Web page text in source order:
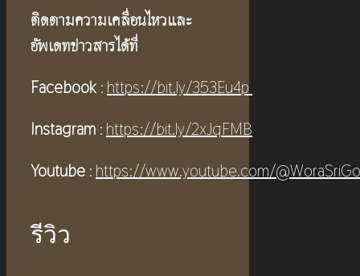
ติดตามความเคลื่อนไหวและ
อัพเดทข่าวสารได้ที่
Facebook : https://bit.ly/353Eu4p
Instagram : https://bit.ly/2xJqFMB
Youtube : https://www.youtube.com/
รีวิว